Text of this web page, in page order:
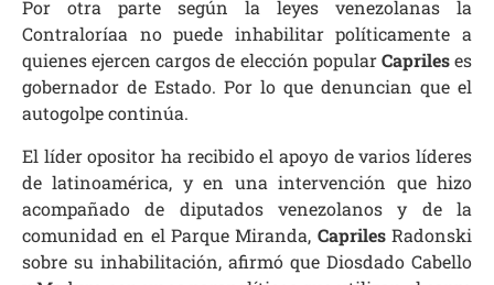
Por otra parte según la leyes venezolanas la
Contraloríaa no puede inhabilitar políticamente a
quienes ejercen cargos de elección popularCaprileses
gobernador de Estado. Por lo que denuncian que el
autogolpe continúa.
El líder opositor ha recibido el apoyo de varios líderes
de latinoamérica, y en una intervención que hizo
acompañado de diputados venezolanos y de la
comunidad en el Parque Miranda, CaprilesRadonski
sobre su inhabilitación, afirmó que Diosdado Cabello